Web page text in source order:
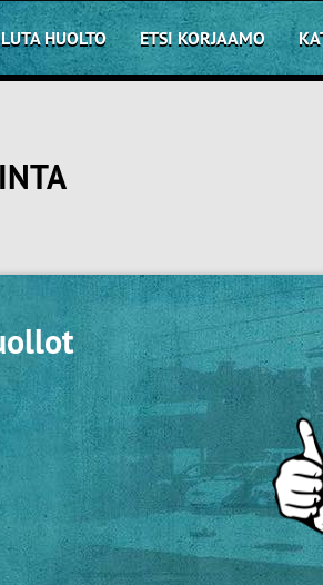
HUOLTO ETSI KORJAAMO